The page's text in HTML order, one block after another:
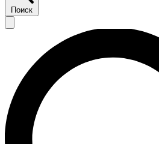
Поиск